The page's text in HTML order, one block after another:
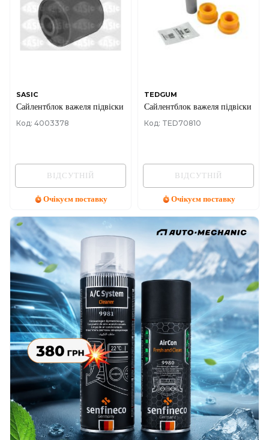
SASIC
Сайлентблок важеля підвіски
Код: 4003378
ВІДСУТНІЙ
Очікуєм поставку
TEDGUM
Сайлентблок важеля підвіски
Код: TED70810
ВІДСУТНІЙ
Очікуєм поставку